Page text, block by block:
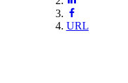
URL